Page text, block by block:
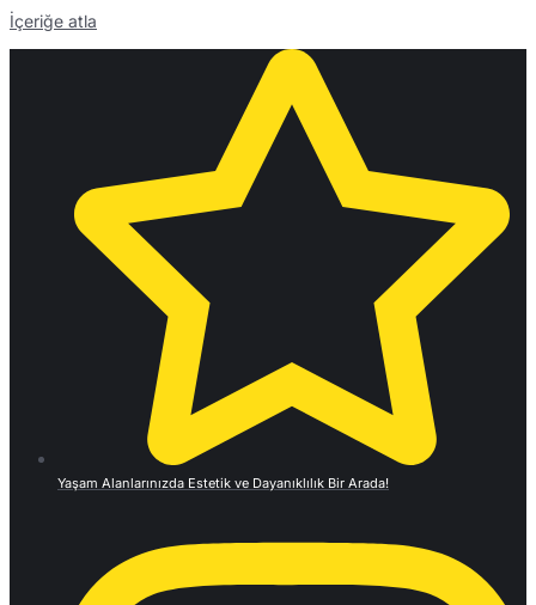
İçeriğe atla
Yaşam Alanlarınızda Estetik ve Dayanıklılık Bir Arada!